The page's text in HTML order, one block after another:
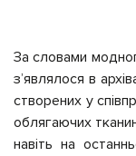
За словами
з’являлося в
створених у
облягаючих
навіть на